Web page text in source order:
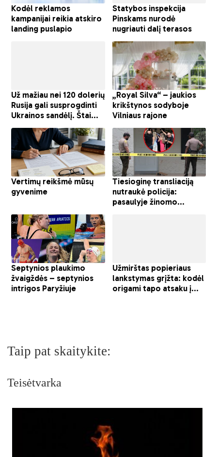
Taip pat skaitykite:
Teisėtvarka